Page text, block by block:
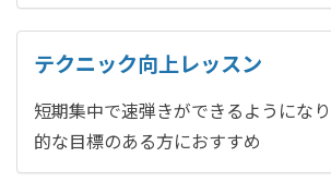
テクニック向上レッスン
短期集中で速弾きができるようにな
的な目標のある方におすすめ